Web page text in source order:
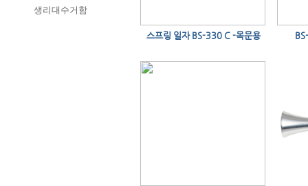
생리대수거함
스프링 일자 BS-330 C -목문용